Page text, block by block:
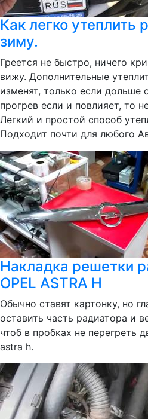
Как легко утеплить
зиму.
Греется не быстро, ничего
вижу. Дополнительные
изменят, только если дольше
прогрев если и повлияет, то
Легкий и простой способ
Подходит почти для любого
Накладка решетки
OPEL ASTRA H
Обычно ставят картонку, но
оставить часть радиатора и
чтоб в пробках не перегреть
astra h.